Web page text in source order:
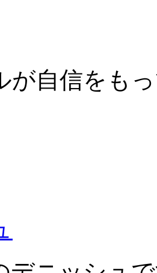
が自信をも